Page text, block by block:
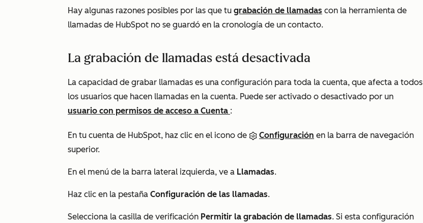
Hay algunas razones posibles por las que tu grabación de llamadas con la herramienta de
llamadas de HubSpot no se guardó en la cronología de un contacto.
La grabación de llamadas está desactivada
La capacidad de grabar llamadas es una configuración para toda la cuenta, que afecta a todos
los usuarios que hacen llamadas en la cuenta. Puede ser activado o desactivado por un
usuario con permisos de acceso a Cuenta :
En tu cuenta de HubSpot, haz clic en el icono de Configuración en la barra de navegación
superior.
En el menú de la barra lateral izquierda, ve a Llamadas.
Haz clic en la pestaña Configuración de las llamadas.
Selecciona la casilla de verificación Permitir la grabación de llamadas. Si esta configuración